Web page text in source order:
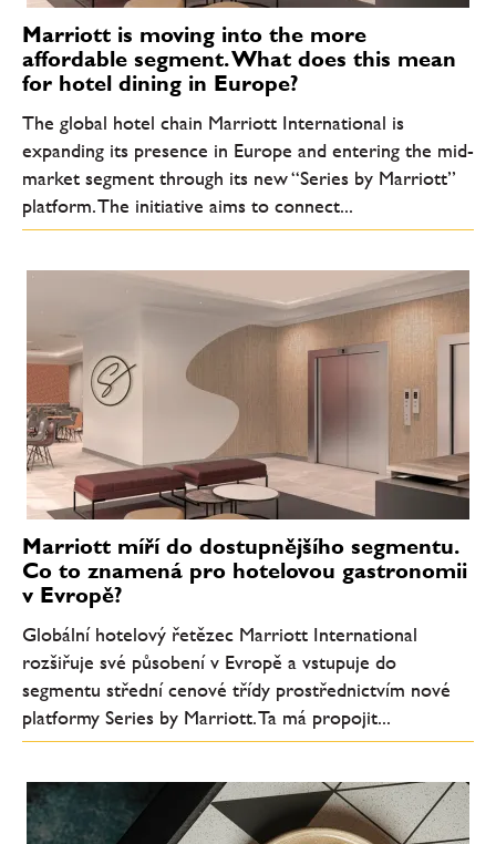
Marriott is moving into the more
affordable segment. What does this mean
for hotel dining in Europe?
The global hotel chain Marriott International is
expanding its presence in Europe and entering the mid-
market segment through its new “Series by Marriott”
platform. The initiative aims to connect...
Marriott míří do dostupnějšího segmentu.
Co to znamená pro hotelovou gastronomii
v Evropě?
Globální hotelový řetězec Marriott International
rozšiřuje své působení v Evropě a vstupuje do
segmentu střední cenové třídy prostřednictvím nové
platformy Series by Marriott. Ta má propojit...